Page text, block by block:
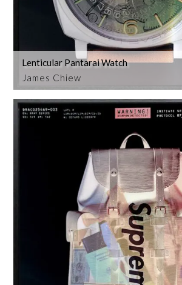
James Chiew
Lenticular Pantarai Watch